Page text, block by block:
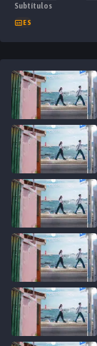
Subtítulos
ES